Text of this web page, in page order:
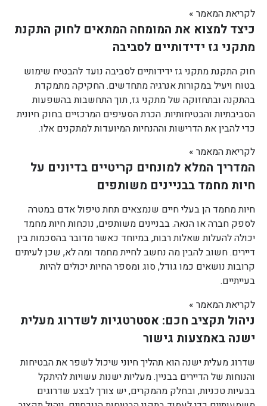
לקריאת המאמר »
כיצד למצוא את המומחה המתאים לחוק התקנת
מתקני גז ידידותיים לסביבה
חוק התקנת מתקני גז ידידותיים לסביבה נועד להבטיח שימוש
בטוח ויעיל במקורות אנרגיה מתחדשים. החקיקה מתמקדת
בהתקנה ובתחזוקה של מתקני גז, תוך התחשבות בהשפעות
הסביבתיות והבטיחותיות. הכרת הסעיפים המרכזיים בחוק חיונית
כדי להבין את הדרישות וההנחיות המיועדות למתקנים אלו.
לקריאת המאמר »
המדריך המלא למונחים קריטיים בדיונים על
חיות מחמד בבניינים משותפים
חיות מחמד הן בעלי חיים שנמצאים תחת טיפול אדם במטרה
לספק חברה או הנאה. בבניינים משותפים, נוכחות חיות מחמד
יכולה להעלות שאלות רבות, במיוחד כאשר מדובר בהסכמות בין
דיירים. חשוב להבין מה נחשב לחיית מחמד ומה לא, שכן לעיתים
קרובות נושאים כמו גודל, סוג ומספר החיות יכולים להיות
בעייתיים.
לקריאת המאמר »
ניהול תקציב חכם: אסטרטגיות לשדרוג מעלית
ישנה באמצעות גישור
שדרוג מעלית ישנה הוא תהליך חיוני שיכול לשפר את הבטיחות
והנוחות של הדיירים בבניין. מעליות ישנות עשויות להיתקל
בבעיות טכניות, ובחלק מהמקרים, יש צורך לבצע שדרוגים